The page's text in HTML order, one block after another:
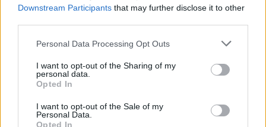
Downstream Participants that may further disclose it to other
Personal Data Processing Opt Outs
I want to opt-out of the Sharing of my
personal data.
Opted In
I want to opt-out of the Sale of my
Personal Data.
Opted In
KISS NOÉMI